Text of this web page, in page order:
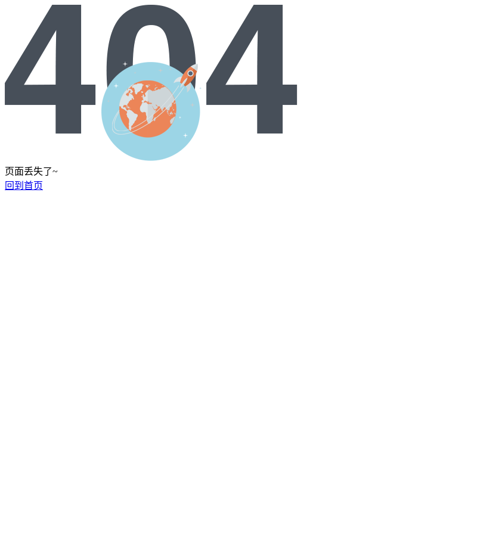
页面丢失了~
回到首页